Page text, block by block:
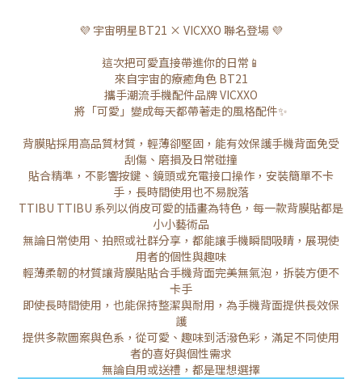
💜 宇宙明星BT21 × VICXXO 聯名登場 💜
這次把可愛直接帶進你的日常📱
來自宇宙的療癒角色 BT21
攜手潮流手機配件品牌 VICXXO
將「可愛」變成每天都帶著走的風格配件✨
背膜貼採用高品質材質，輕薄卻堅固，能有效保護手機背面免受
刮傷、磨損及日常碰撞
貼合精準，不影響按鍵、鏡頭或充電接口操作，安裝簡單不卡
手，長時間使用也不易脫落
TTIBU TTIBU 系列以俏皮可愛的插畫為特色，每一款背膜貼都是
小小藝術品
無論日常使用、拍照或社群分享，都能讓手機瞬間吸睛，展現使
用者的個性與趣味
輕薄柔韌的材質讓背膜貼貼合手機背面完美無氣泡，拆裝方便不
卡手
即使長時間使用，也能保持整潔與耐用，為手機背面提供長效保
護
提供多款圖案與色系，從可愛、趣味到活潑色彩，滿足不同使用
者的喜好與個性需求
無論自用或送禮，都是理想選擇